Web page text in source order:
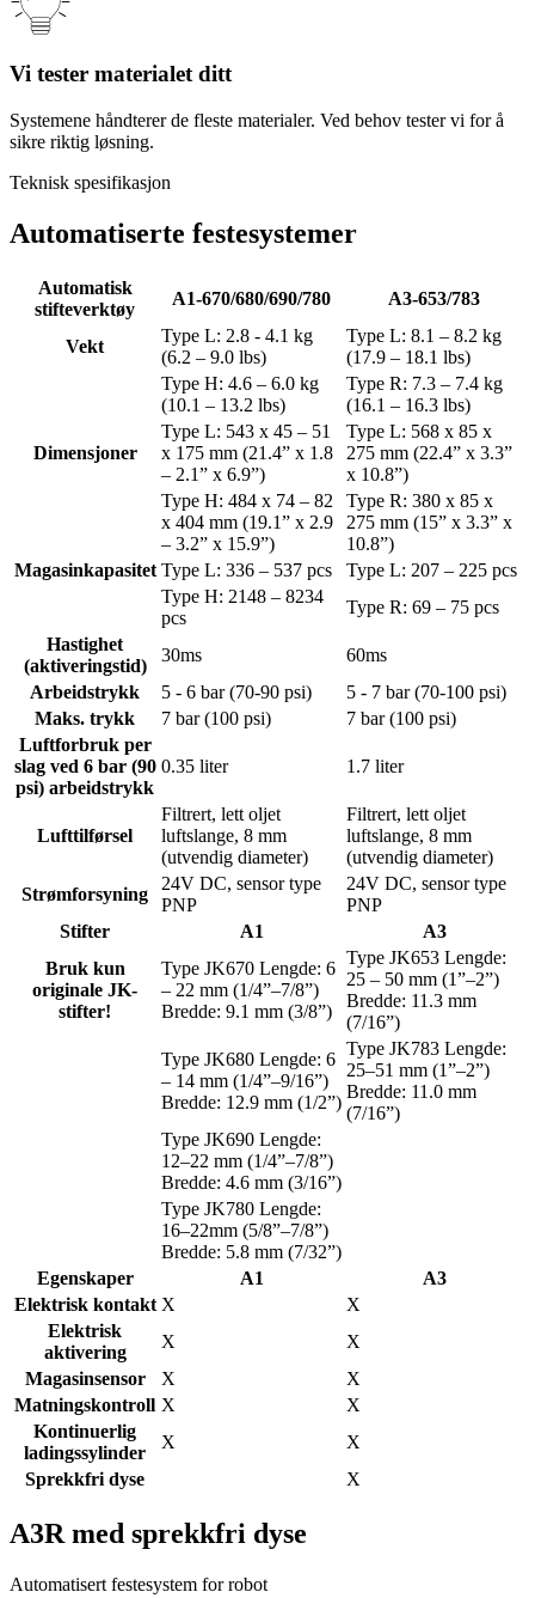
Vi tester materialet ditt
Systemene håndterer de fleste materialer. Ved behov tester vi for å
sikre riktig løsning.
Teknisk spesifikasjon
Automatiserte festesystemer
Automatisk
stifteverktøy
A1-670/680/690/780 A3-653/783
Vekt
Type L: 2.8 - 4.1 kg
(6.2 – 9.0 lbs)
Type L: 8.1 – 8.2 kg
(17.9 – 18.1 lbs)
Type H: 4.6 – 6.0 kg
(10.1 – 13.2 lbs)
Type R: 7.3 – 7.4 kg
(16.1 – 16.3 lbs)
Dimensjoner
Type L: 543 x 45 – 51
x 175 mm (21.4” x 1.8
– 2.1” x 6.9”)
Type L: 568 x 85 x
275 mm (22.4” x 3.3”
x 10.8”)
Type H: 484 x 74 – 82
x 404 mm (19.1” x 2.9
– 3.2” x 15.9”)
Type R: 380 x 85 x
275 mm (15” x 3.3” x
10.8”)
Magasinkapasitet Type L: 336 – 537 pcs
Type L: 207 – 225 pcs
Type H: 2148 – 8234
pcs
Type R: 69 – 75 pcs
Hastighet
(aktiveringstid)
30ms
60ms
Arbeidstrykk
5 - 6 bar (70-90 psi)
5 - 7 bar (70-100 psi)
Maks. trykk
7 bar (100 psi)
7 bar (100 psi)
Luftforbruk per
slag ved 6 bar (90
psi) arbeidstrykk
0.35 liter 1.7 liter
Lufttilførsel
Filtrert, lett oljet
luftslange, 8 mm
(utvendig diameter)
Filtrert, lett oljet
luftslange, 8 mm
(utvendig diameter)
Strømforsyning
24V DC, sensor type
PNP
24V DC, sensor type
PNP
Stifter
A1
A3
Bruk kun
originale JK-
stifter!
Type JK670 Lengde: 6
– 22 mm (1/4”–7/8”)
Bredde: 9.1 mm (3/8”)
Type JK653 Lengde:
25 – 50 mm (1”–2”)
Bredde: 11.3 mm
(7/16”)
Type JK680 Lengde: 6
– 14 mm (1/4”–9/16”)
Bredde: 12.9 mm (1/2”)
Type JK783 Lengde:
25–51 mm (1”–2”)
Bredde: 11.0 mm
(7/16”)
Type JK690 Lengde:
12–22 mm (1/4”–7/8”)
Bredde: 4.6 mm (3/16”)
Type JK780 Lengde:
16–22mm (5/8”–7/8”)
Bredde: 5.8 mm (7/32”)
Egenskaper
A1
A3
Elektrisk kontakt X
X
Elektrisk
aktivering
X
X
Magasinsensor
X
X
Matningskontroll X
X
Kontinuerlig
ladingssylinder
X
X
Sprekkfri dyse
X
A3R med sprekkfri dyse
Automatisert festesystem for robot